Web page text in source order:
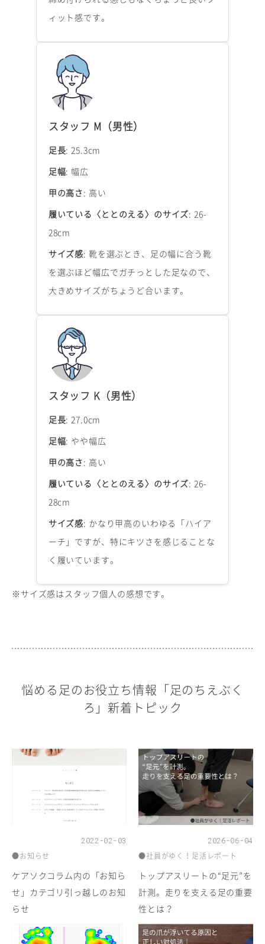
ィット感です。
スタッフ M（男性）
足長: 25.3cm
足幅: 幅広
甲の高さ: 高い
履いている〈ととのえる〉のサイズ: 26-
28cm
サイズ感: 靴を選ぶとき、足の幅に合う靴
を選ぶほど幅広でガチっとした足なので、
大きめサイズがちょうど合います。
スタッフ K（男性）
足長: 27.0cm
足幅: やや幅広
甲の高さ: 高い
履いている〈ととのえる〉のサイズ: 26-
28cm
サイズ感: かなり甲高のいわゆる「ハイア
ーチ」ですが、特にキツさを感じることな
く履いています。
※サイズ感はスタッフ個人の感想です。
悩める足のお役立ち情報「足のちえぶく
ろ」新着トピック
2022-02-03
●お知らせ
ケアソクコラム内の「お知ら
せ」カテゴリ引っ越しのお知
らせ
2026-06-04
●社員がゆく！足活レポート
トップアスリートの“足元”を
計測。走りを支える足の重要
性とは？